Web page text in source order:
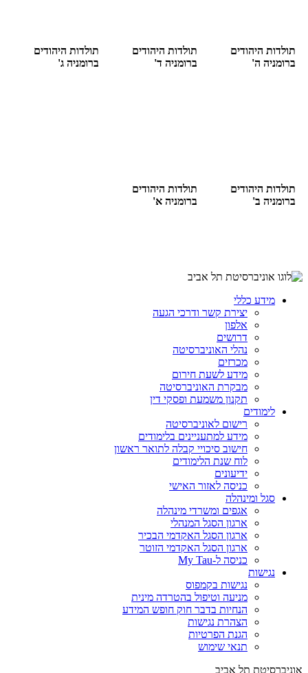
תולדות היהודים
ברומניה ה'
תולדות היהודים
ברומניה ד'
תולדות היהודים
ברומניה ג'
תולדות היהודים
ברומניה ב'
תולדות היהודים
ברומניה א'
מידע כללי
יצירת קשר ודרכי הגעה
אלפון
דרושים
נהלי האוניברסיטה
מכרזים
מידע לשעת חירום
מבקרת האוניברסיטה
תקנון משמעת ופסקי דין
לימודים
רישום לאוניברסיטה
מידע למתעניינים בלימודים
חישוב סיכויי קבלה לתואר ראשון
לוח שנת הלימודים
ידיעונים
כניסה לאזור האישי
סגל ומינהלה
אגפים ומשרדי מינהלה
ארגון הסגל המנהלי
ארגון הסגל האקדמי הבכיר
ארגון הסגל האקדמי הזוטר
כניסה ל-My Tau
נגישות
נגישות בקמפוס
מניעה וטיפול בהטרדה מינית
הנחיות בדבר חוק חופש המידע
הצהרת נגישות
הגנת הפרטיות
תנאי שימוש
אוניברסיטת תל אביב